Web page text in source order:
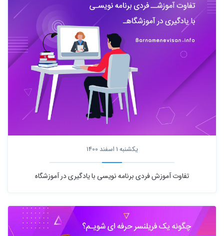
یکشنبه 1 اسفند 1400
تفاوت آموزش فردی برنامه نویسی با یادگیری در آموزشگاه